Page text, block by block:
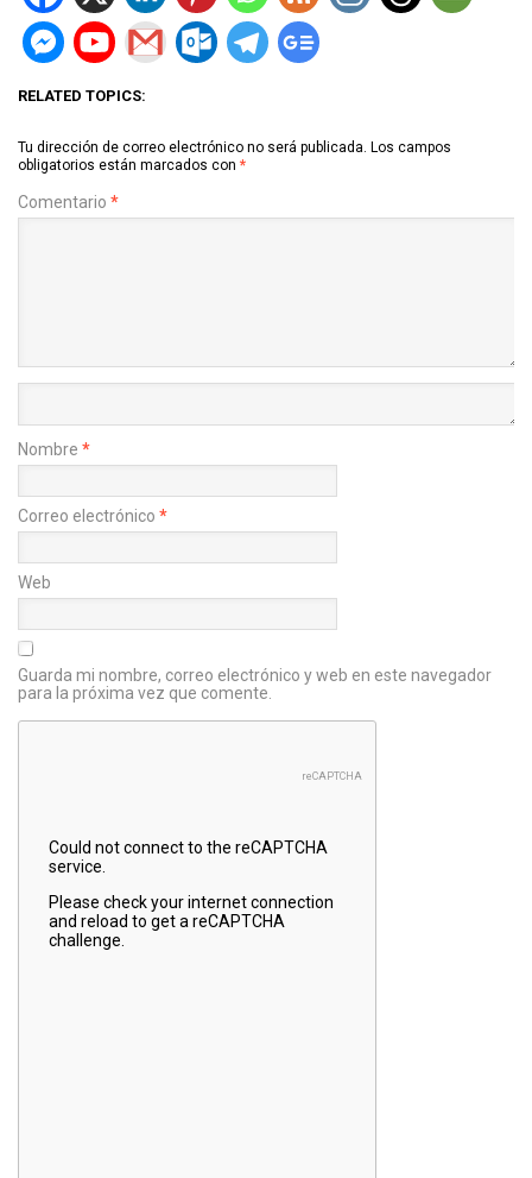
RELATED TOPICS:
Tu dirección de correo electrónico no será publicada. Los campos
obligatorios están marcados con *
Comentario *
Nombre *
Correo electrónico *
Web
Guarda mi nombre, correo electrónico y web en este navegador
para la próxima vez que comente.